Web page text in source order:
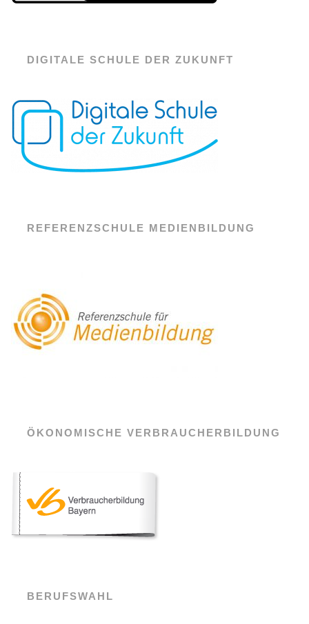
DIGITALE SCHULE DER ZUKUNFT
REFERENZSCHULE MEDIENBILDUNG
ÖKONOMISCHE VERBRAUCHERBILDUNG
BERUFSWAHL